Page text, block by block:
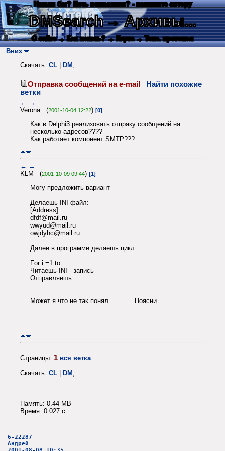
Нашли баг? Есть пожелания? - напишите автору
DMSearch→ Архивы...
О сайте → Как искать? → Карта → Текс. протокол
Вниз
Скачать: CL DM ;
Отправка сообщений на e-mail
Найти похожие
ветки
← →
Verona (2001-10-04 12:22) [0]
Как в Delphi3 реализовать отпраку сообщений на
несколько адресов????
Как работает компонент SMTP???
← →
KLM (2001-10-09 09:44) [1]
Могу предложить вариант
Делаешь INI файл:
[Address]
dfdf@mail.ru
wwyud@mail.ru
owjdyhc@mail.ru
Далее в программе делаешь цикл
For i:=1 to ...
Читаешь INI - запись
Отправляешь
Может я что не так понял.............Поясни
Страницы: 1 вся ветка
Скачать: CL DM ;
Память: 0.44 MB
Время: 0.027 c
6-22287
Андрей